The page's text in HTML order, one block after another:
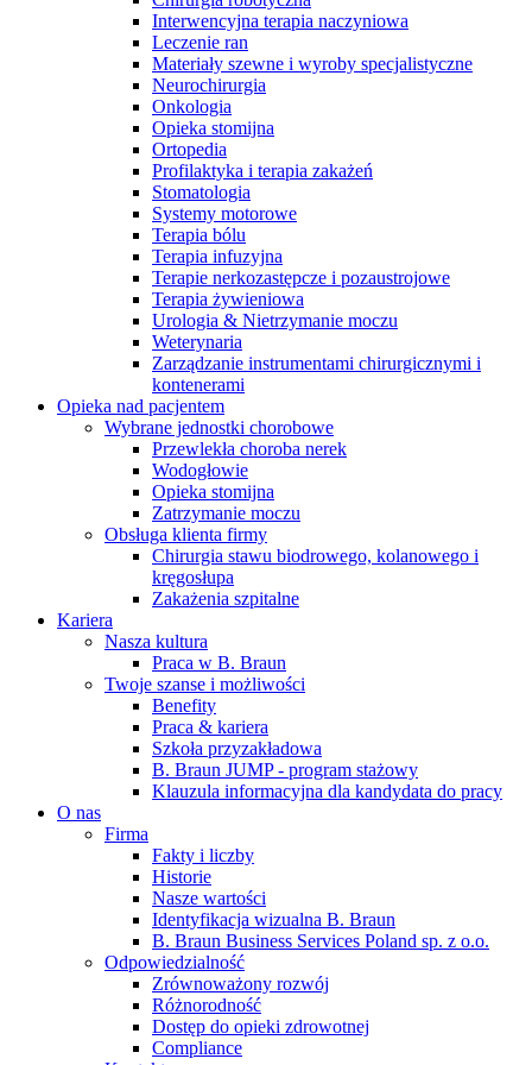
Serwis Techniczny - ATS
Przegląd i naprawa instrumentów oraz
urządzeń medycznych, zarówno w okresie gwarancji, jak i w
ramach serwisu pogwarancyjnego.
Interwencyjna terapia naczyniowa
Leczenie ran
Materiały szewne i wyroby specjalistyczne
Neurochirurgia
Onkologia
Opieka stomijna
Ortopedia
Profilaktyka i terapia zakażeń
Stomatologia
Systemy motorowe
Terapia bólu
Terapia infuzyjna
Terapie nerkozastępcze i pozaustrojowe
Terapia żywieniowa
Urologia & Nietrzymanie moczu
Weterynaria
Zarządzanie instrumentami chirurgicznymi i
kontenerami
Opieka nad pacjentem
Wybrane jednostki chorobowe
Przewlekła choroba nerek
Wodogłowie
Opieka stomijna
Zatrzymanie moczu
Obsługa klienta firmy
Chirurgia stawu biodrowego, kolanowego i
kręgosłupa
Zakażenia szpitalne
Kariera
Nasza kultura
Praca w B. Braun
Twoje szanse i możliwości
Benefity
Praca & kariera
Szkoła przyzakładowa
B. Braun JUMP - program stażowy
Klauzula informacyjna dla kandydata do pracy
O nas
Firma
Fakty i liczby
Historie
Nasze wartości
Identyfikacja wizualna B. Braun
B. Braun Business Services Poland sp. z o.o.
Odpowiedzialność
Zrównoważony rozwój
Różnorodność
Dostęp do opieki zdrowotnej
Compliance